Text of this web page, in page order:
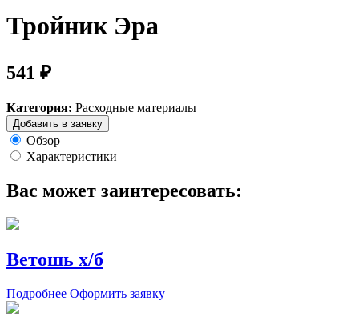
Тройник Эра
541 ₽
Категория: Расходные материалы
Добавить в заявку
Обзор
Характеристики
Вас может заинтересовать:
Ветошь х/б
Подробнее Оформить заявку